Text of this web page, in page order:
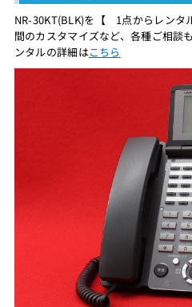
NR-30KT(BLK)を【 1点からレン
間のカスタマイズなど、各種ご相談
ンタルの詳細はこちら